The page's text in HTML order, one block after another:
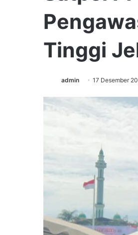
Tinggi
admin 17 Desember